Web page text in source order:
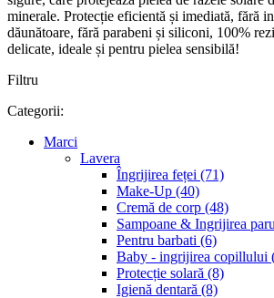
minerale. Protecție eficientă și imediată, fără
dăunătoare, fără parabeni și siliconi, 100%
delicate, ideale și pentru pielea sensibilă!
Filtru
Categorii:
Marci
Lavera
Îngrijirea feței (71)
Make-Up (40)
Cremă de corp (48)
Sampoane & Ingrijirea
Pentru barbati (6)
Baby - ingrijirea copillului
Protecție solară (8)
Igienă dentară (8)